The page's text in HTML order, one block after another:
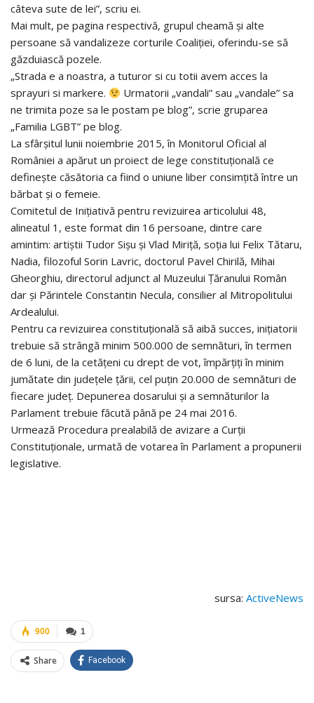
câteva sute de lei”, scriu ei.
Mai mult, pe pagina respectivă, grupul cheamă și alte
persoane să vandalizeze corturile Coaliției, oferindu-se să
găzduiască pozele.
„Strada e a noastra, a tuturor si cu totii avem acces la
sprayuri si markere.
Urmatorii „vandali” sau „vandale” sa
ne trimita poze sa le postam pe blog”, scrie gruparea
„Familia LGBT” pe blog.
La sfârșitul lunii noiembrie 2015, în Monitorul Oficial al
României a apărut un proiect de lege constituțională ce
definește căsătoria ca fiind o uniune liber consimțită între un
bărbat și o femeie.
Comitetul de Inițiativă pentru revizuirea articolului 48,
alineatul 1, este format din 16 persoane, dintre care
amintim: artiștii Tudor Sișu și Vlad Miriță, soția lui Felix Tătaru,
Nadia, filozoful Sorin Lavric, doctorul Pavel Chirilă, Mihai
Gheorghiu, directorul adjunct al Muzeului Țăranului Român
dar și Părintele Constantin Necula, consilier al Mitropolitului
Ardealului.
Pentru ca revizuirea constituțională să aibă succes, inițiatorii
trebuie să strângă minim 500.000 de semnături, în termen
de 6 luni, de la cetățeni cu drept de vot, împărțiți în minim
jumătate din județele țării, cel puțin 20.000 de semnături de
fiecare județ. Depunerea dosarului și a semnăturilor la
Parlament trebuie făcută până pe 24 mai 2016.
Urmează Procedura prealabilă de avizare a Curții
Constituționale, urmată de votarea în Parlament a propunerii
legislative.
sursa: ActiveNews
1
900
Share Facebook